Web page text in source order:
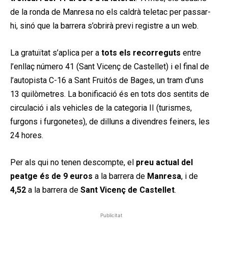
de la ronda de Manresa no els caldrà teletac per passar-
hi, sinó que la barrera s’obrirà previ registre a un web.
La gratuïtat s’aplica per a tots els recorreguts entre
l’enllaç número 41 (Sant Vicenç de Castellet) i el final de
l’autopista C-16 a Sant Fruitós de Bages, un tram d’uns
13 quilòmetres. La bonificació és en tots dos sentits de
circulació i als vehicles de la categoria II (turismes,
furgons i furgonetes), de dilluns a divendres feiners, les
24 hores.
Per als qui no tenen descompte, el preu actual del
peatge és de 9 euros a la barrera de Manresa, i de
4,52 a la barrera de Sant Vicenç de Castellet.
Publicitat